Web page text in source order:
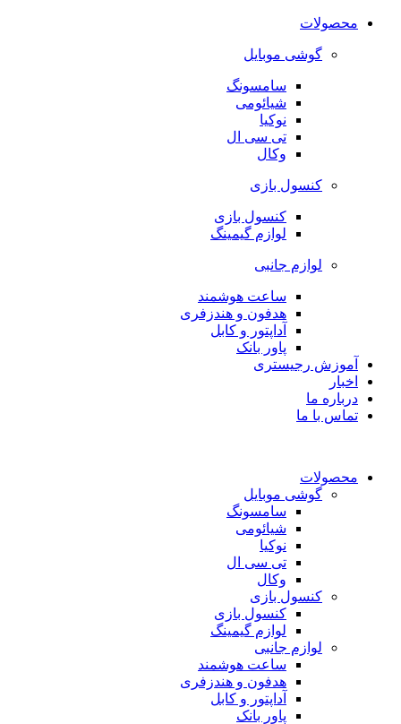
محصولات
گوشی موبایل
سامسونگ
شیائومی
نوکیا
تی سی ال
وکال
کنسول بازی
کنسول بازی
لوازم گیمینگ
لوازم جانبی
ساعت هوشمند
هدفون و هندزفری
آداپتور و کابل
پاور بانک
آموزش رجیستری
اخبار
درباره ما
تماس با ما
محصولات
گوشی موبایل
سامسونگ
شیائومی
نوکیا
تی سی ال
وکال
کنسول بازی
کنسول بازی
لوازم گیمینگ
لوازم جانبی
ساعت هوشمند
هدفون و هندزفری
آداپتور و کابل
پاور بانک